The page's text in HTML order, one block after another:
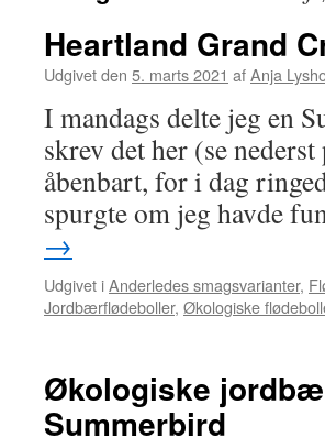
Heartland Grand
Udgivet den 5. marts 2021 afAnja
I mandags delte jeg en
skrev det her (se
åbenbart, for i dag
spurgte om jeg havde
→
Udgivet iAnderledes smagsvarianter,
Jordbærflødeboller, Økologiske
Økologiske
Summerbird